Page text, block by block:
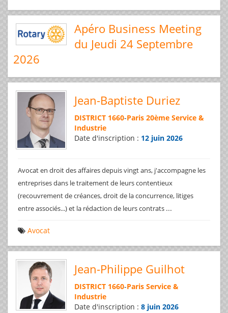
Apéro Business Meeting
du Jeudi 24 Septembre
2026
Jean-Baptiste Duriez
DISTRICT 1660-Paris 20ème Service &
Industrie
Date d'inscription : 12 juin 2026
Avocat en droit des affaires depuis vingt ans, j'accompagne les
entreprises dans le traitement de leurs contentieux
(recouvrement de créances, droit de la concurrence, litiges
entre associés...) et la rédaction de leurs contrats ...
Avocat
Jean-Philippe Guilhot
DISTRICT 1660-Paris Service &
Industrie
Date d'inscription : 8 juin 2026